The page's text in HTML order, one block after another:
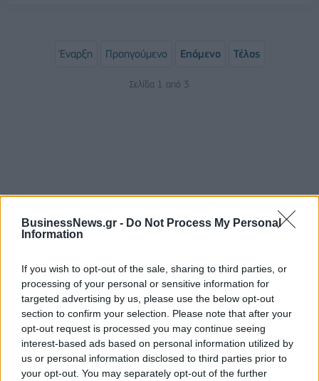
BusinessNews.gr - Do Not Process My Personal
Information
If you wish to opt-out of the sale, sharing to third parties, or
processing of your personal or sensitive information for
targeted advertising by us, please use the below opt-out
section to confirm your selection. Please note that after your
opt-out request is processed you may continue seeing
interest-based ads based on personal information utilized by
us or personal information disclosed to third parties prior to
your opt-out. You may separately opt-out of the further
Έναρξη Προηγούμενο Επόμενο Τέλος
Σελίδα 1 από 3
Ρωσία: Η Μόσχα δηλώνει ότι κατέρριψε 605
ουκρανικά drones τη νύχτα - Ελαφρές ζημιές σε
αποθήκη της Wildberries
06/08/2026 - 10:30 ΚΟΣΜΟΣ